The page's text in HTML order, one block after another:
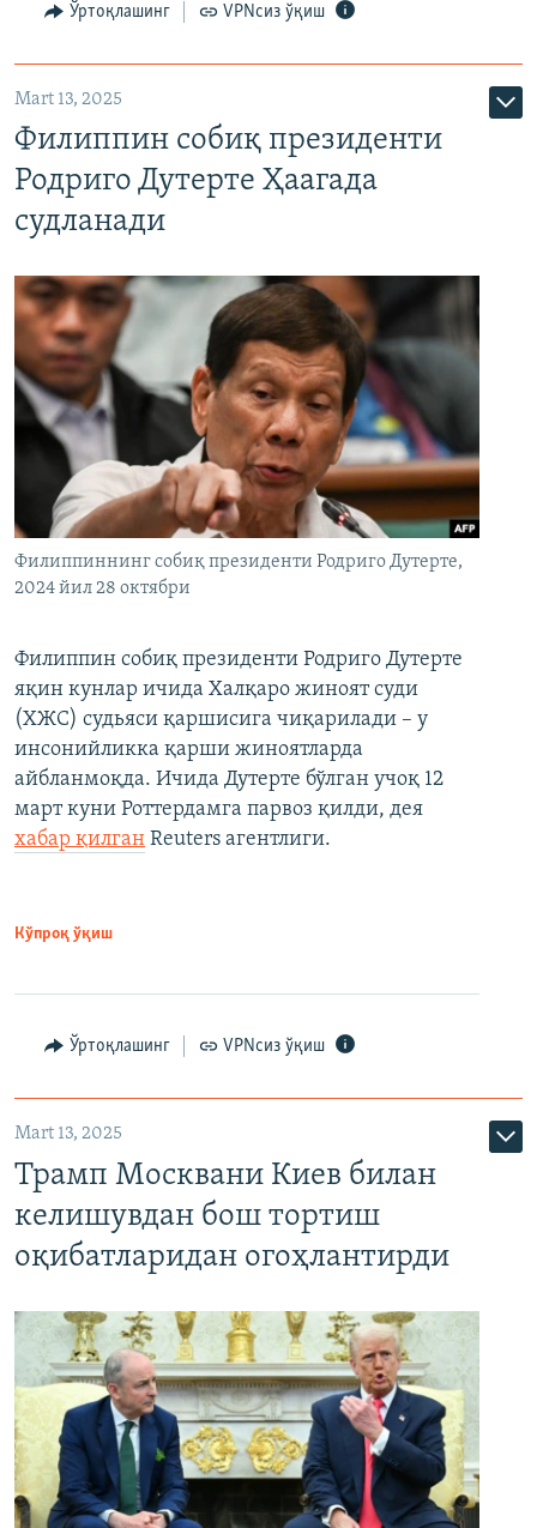
Ўртоқлашинг VPNсиз ўқиш
Mart 13, 2025
Филиппин собиқ президенти
Родриго Дутерте Ҳаагада
судланади
Филиппиннинг собиқ президенти Родриго Дутерте,
2024 йил 28 октябри
Филиппин собиқ президенти Родриго Дутерте
яқин кунлар ичида Халқаро жиноят суди
(ХЖС) судьяси қаршисига чиқарилади – у
инсонийликка қарши жиноятларда
айбланмоқда. Ичида Дутерте бўлган учоқ 12
март куни Роттердамга парвоз қилди, дея
хабар қилган Reuters агентлиги.
Кўпроқ ўқиш
Ўртоқлашинг VPNсиз ўқиш
Mart 13, 2025
Трамп Москвани Киев билан
келишувдан бош тортиш
оқибатларидан огоҳлантирди